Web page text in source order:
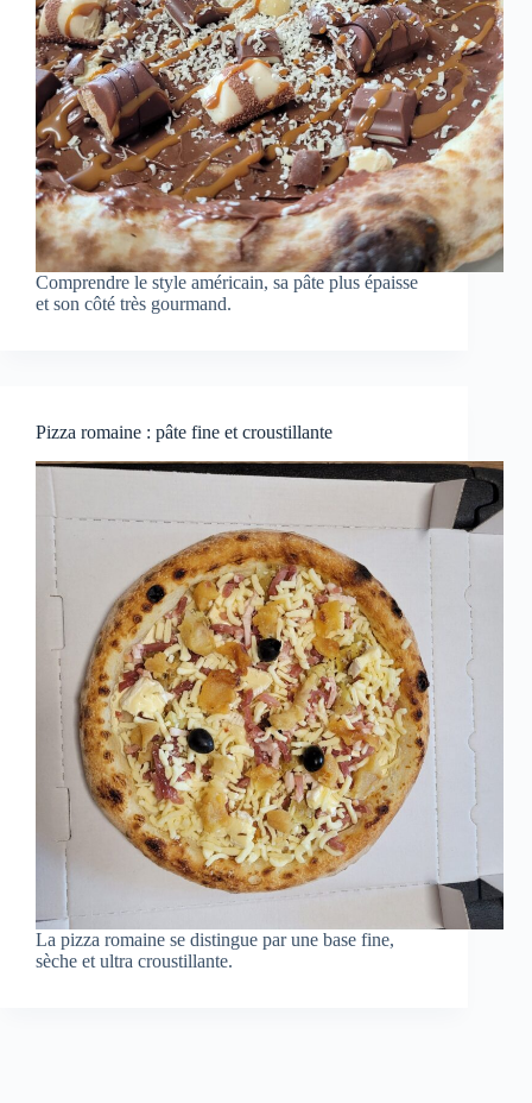
Comprendre le style américain, sa pâte plus épaisse
et son côté très gourmand.
Pizza romaine : pâte fine et croustillante
La pizza romaine se distingue par une base fine,
sèche et ultra croustillante.